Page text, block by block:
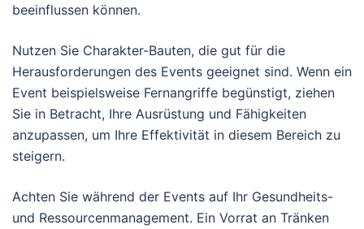
beeinflussen können.
Nutzen Sie Charakter-Bauten, die gut für die
Herausforderungen des Events geeignet sind. Wenn ein
Event beispielsweise Fernangriffe begünstigt, ziehen
Sie in Betracht, Ihre Ausrüstung und Fähigkeiten
anzupassen, um Ihre Effektivität in diesem Bereich zu
steigern.
Achten Sie während der Events auf Ihr Gesundheits-
und Ressourcenmanagement. Ein Vorrat an Tränken